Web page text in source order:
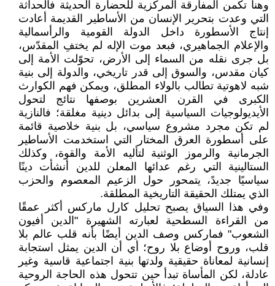
وهنا تكمن المفارقة المركزية للحضارة الحديثة فالحداثة
التي وعدت بتحرير الإنسان من الأساطير القديمة أعادت
إنتاج الأسطورة داخل الدولة القومية والرأسمالية
والإعلام الجماهيري، فبعد موت الإله لم يختفِ المقدّس،
بل جرى نقله من السماء إلى الأرض، تحوّلت الأمة إلى
كيان مقدس، والسوق إلى قدر تاريخي، والدولة إلى بنية
شبه لاهوتية تطالب بالولاء المطلق، ويمكن فهم الكوارث
الكبرى في القرن العشرين بوصفها نتائج لتحول
الأيديولوجيات السياسية إلى بدائل دينية مغلقة؛ فالنازية
لم تكن مجرد مشروع سياسي، بل بنية خلاصية قائمة
على أسطورة العرق المختار التي استخدمت الأساطير
الجرمانية والرموز الوثنية لتأليه الأمة والقوة، وكذلك
الستالينية التي رغم عدائها المعلن للدين أنشأت دينًا
سياسيًا جديدً، يتمحور حول الزعيم المعصوم والحزب
الذي يمتلك الحقيقة التاريخية المطلقة.
وفي هذا السياق يصبح تحليل كارل ماركس أكثر عمقًا
من القراءة السطحية لعبارته الشهيرة "الدين أفيون
الشعوب" فماركس وصف الدين أيضًا بأنه قلب عالم بلا
قلب، وروح أوضاع بلا روح؛ أي أن الدين يمثل استجابة
إنسانية لمعاناة حقيقية ولدتها بنية اجتماعية قاسية وغير
عادلة، لكن المأساة تبدأ حين تتحول هذه الحاجة الروحية